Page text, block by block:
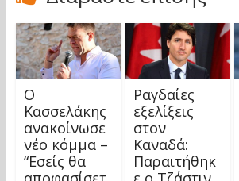
Ο
Κασσελάκης
ανακοίνωσε
νέο κόμμα –
“Εσείς θα
Ραγδαίες
εξελίξεις
στον
Καναδά:
Παραιτήθηκ